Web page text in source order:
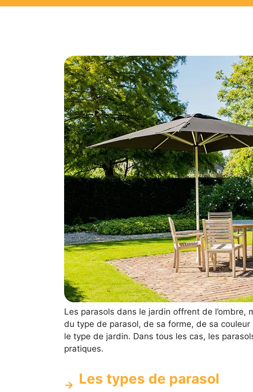
Les parasols dans le jardin offrent de
du type de parasol, de sa forme, de sa
le type de jardin. Dans tous les cas, les
pratiques.
Les types de parasol